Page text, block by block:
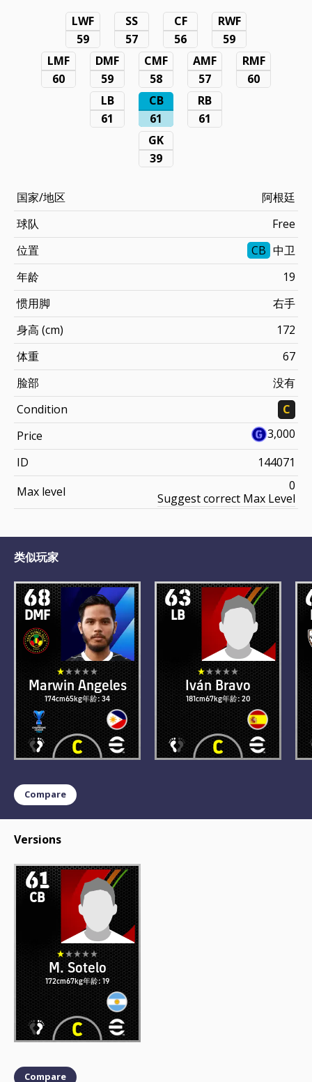
LWF
59
SS
57
CF
56
RWF
59
LMF
60
DMF
59
CMF
58
AMF
57
RMF
60
LB
61
CB
61
RB
61
GK
39
国家/地区
阿根廷
球队
Free
位置
CB 中卫
年龄
19
惯用脚
右手
身高 (cm)
172
体重
67
脸部
没有
Condition
C
Price
3,000
ID
144071
Max level
0
Suggest correct Max Level
类似玩家
68
DMF
Marwin Angeles
174cm65kg年龄: 34
63
LB
Iván Bravo
181cm67kg年龄: 20
Compare
Versions
61
CB
M. Sotelo
172cm67kg年龄: 19
Compare